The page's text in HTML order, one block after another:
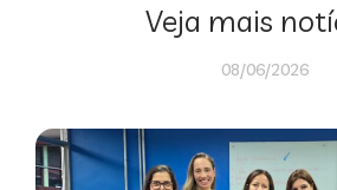
Veja mais
08/06/2026